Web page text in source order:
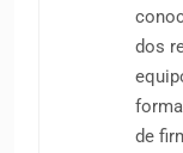
dos
de